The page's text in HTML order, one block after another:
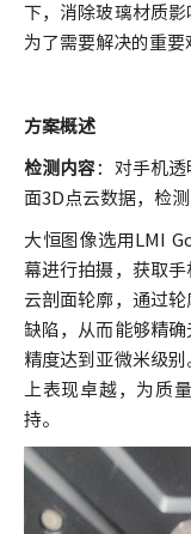
下，消除玻璃材质
为了需要解决的重要
方案概述
检测内容：对手机
面3D点云数据，检
大恒图像选用LMI
幕进行拍摄，获取
云剖面轮廓，通过
缺陷，从而能够精
精度达到亚微米级
上表现卓越，为质
持。